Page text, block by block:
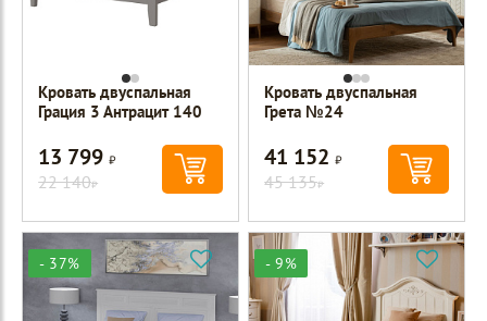
Кровать двуспальная
Грация 3 Антрацит 140
13 799Р
22 140Р
Кровать двуспальная
Грета №24
41 152Р
45 135Р
- 37% - 9%